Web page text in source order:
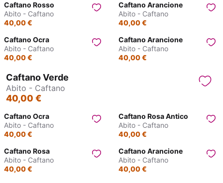
Caftano Rosso
Abito - Caftano
40,00 €
Caftano Arancione
Abito - Caftano
40,00 €
Caftano Ocra
Abito - Caftano
40,00 €
Caftano Arancione
Abito - Caftano
40,00 €
Caftano Verde
Abito - Caftano
40,00 €
Caftano Ocra
Abito - Caftano
40,00 €
Caftano Rosa Antico
Abito - Caftano
40,00 €
Caftano Rosa
Abito - Caftano
40,00 €
Caftano Arancione
Abito - Caftano
40,00 €